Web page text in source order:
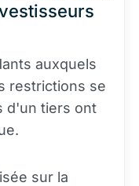
auxquels
restrictions se
d'un tiers ont
sur la